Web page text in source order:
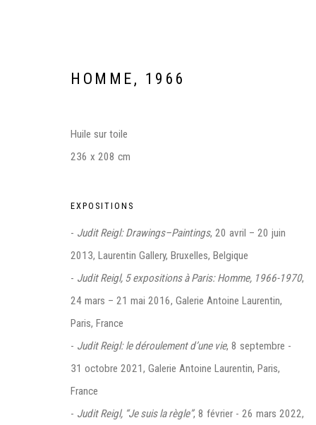
THE REGENT'S PARK, LONDRES 12 - 16 OCTOBRE
HOMME , 1966
Huile sur toile
236 x 208 cm
EXPOSITIONS
- Judit Reigl: Drawings–Paintings, 20 avril – 20 juin
2013, Laurentin Gallery, Bruxelles, Belgique
- Judit Reigl, 5 expositions à Paris: Homme, 1966-1970,
24 mars – 21 mai 2016, Galerie Antoine Laurentin,
Paris, France
- Judit Reigl: le déroulement d’une vie, 8 septembre -
31 octobre 2021, Galerie Antoine Laurentin, Paris,
France
- Judit Reigl, “Je suis la règle”, 8 février - 26 mars 2022,